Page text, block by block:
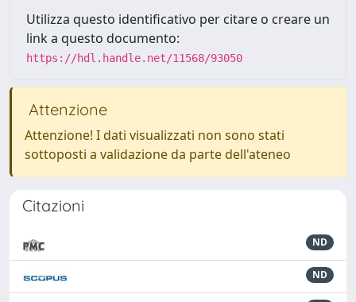
Utilizza questo identificativo per citare o creare un
link a questo documento:
https://hdl.handle.net/11568/93050
Attenzione
Attenzione! I dati visualizzati non sono stati
sottoposti a validazione da parte dell'ateneo
Citazioni
ND
ND